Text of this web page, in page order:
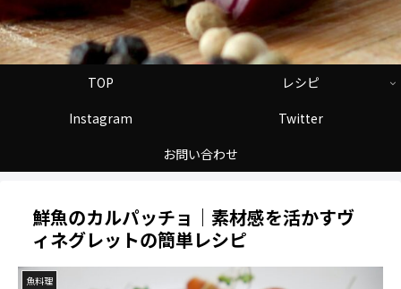
TOP
レシピ
Instagram
Twitter
お問い合わせ
鮮魚のカルパッチョ｜素材感を活かすヴ
ィネグレットの簡単レシピ
魚料理